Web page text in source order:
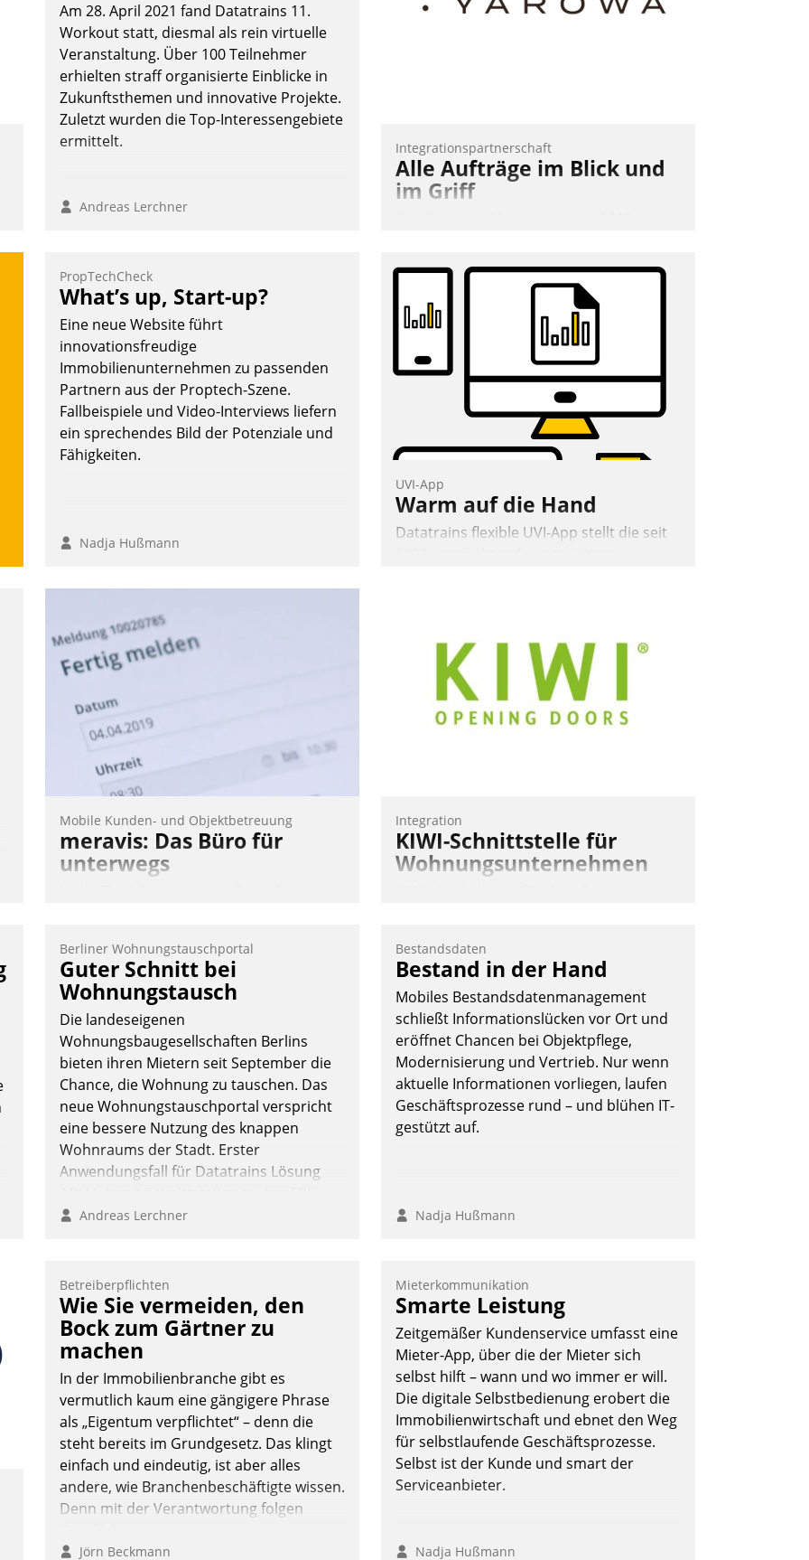
Am 28. April 2021 fand Datatrains 11.
Workout statt, diesmal als rein virtuelle
Veranstaltung. Über 100 Teilnehmer
erhielten straff organisierte Einblicke in
Zukunftsthemen und innovative Projekte.
Zuletzt wurden die Top-Interessengebiete
ermittelt.
Andreas Lerchner
Integrationspartnerschaft
Alle Aufträge im Blick und
im Griff
integriert Yarowas Portal zur Vergabe
und Verwaltung von Aufträgen der
operativen Instandhaltung in die SAP-
Systemlandschaft deutscher
Wohnungsunternehmen – und
beschleunigt damit den Weg vom
Mieteranliegen zum Dienstleisterauftrag.
Nadja Hußmann
PropTechCheck
What’s up, Start-up?
Eine neue Website führt
innovationsfreudige
Immobilienunternehmen zu passenden
Partnern aus der Proptech-Szene.
Fallbeispiele und Video-Interviews liefern
ein sprechendes Bild der Potenziale und
Fähigkeiten.
Nadja Hußmann
UVI-App
Warm auf die Hand
Datatrains flexible UVI-App stellt die seit
Heizungs- und Wasserverbrauch gehen
automatisiert, vollständig und auf
Wunsch über mehrere zuvor festgelegte
Kommunikationswege bei den
Empfängern ein.
Mobile Kunden- und Objektbetreuung
meravis: Das Büro für
unterwegs
Mitarbeiter von Datatrain. Die meravis
Wohnungsbau- und Immobilien GmbH
hat sich dabei für den Betrieb der Lösung
über die SAP Cloud Platform entschieden
- als erstes Unternehmen am
Wohnungsmarkt.
Andreas Lerchner
Integration
KIWI-Schnittstelle für
Wohnungsunternehmen
Softwareentwicklungshaus Datatrain.
Andreas Lerchner
Berliner Wohnungstauschportal
Guter Schnitt bei
Wohnungstausch
Die landeseigenen
Wohnungsbaugesellschaften Berlins
bieten ihren Mietern seit September die
Chance, die Wohnung zu tauschen. Das
neue Wohnungstauschportal verspricht
eine bessere Nutzung des knappen
Wohnraums der Stadt. Erster
Anwendungsfall für Datatrains Lösung
Systemen der Unternehmen.
Andreas Lerchner
Bestandsdaten
Bestand in der Hand
Mobiles Bestandsdatenmanagement
schließt Informationslücken vor Ort und
eröffnet Chancen bei Objektpflege,
Modernisierung und Vertrieb. Nur wenn
aktuelle Informationen vorliegen, laufen
Geschäftsprozesse rund – und blühen IT-
gestützt auf.
Nadja Hußmann
Betreiberpflichten
Wie Sie vermeiden, den
Bock zum Gärtner zu
machen
In der Immobilienbranche gibt es
vermutlich kaum eine gängigere Phrase
als „Eigentum verpflichtet“ – denn die
steht bereits im Grundgesetz. Das klingt
einfach und eindeutig, ist aber alles
andere, wie Branchenbeschäftigte wissen.
Denn mit der Verantwortung folgen
Jörn Beckmann
Mieterkommunikation
Smarte Leistung
Zeitgemäßer Kundenservice umfasst eine
Mieter-App, über die der Mieter sich
selbst hilft – wann und wo immer er will.
Die digitale Selbstbedienung erobert die
Immobilienwirtschaft und ebnet den Weg
für selbstlaufende Geschäftsprozesse.
Selbst ist der Kunde und smart der
Serviceanbieter.
Nadja Hußmann